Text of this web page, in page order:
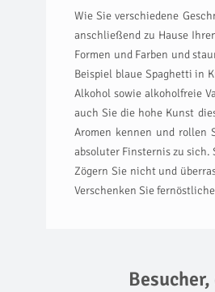
Wie Sie verschiedene
anschließend zu Hause
Formen und Farben und
Beispiel blaue Spaghetti in
Alkohol sowie alkoholfreie
auch Sie die hohe Kunst
Aromen kennen und rollen
absoluter Finsternis zu sich.
Zögern Sie nicht und
Verschenken Sie